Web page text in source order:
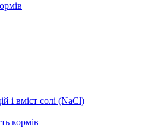
і вміст солі (NaCl)
кормів